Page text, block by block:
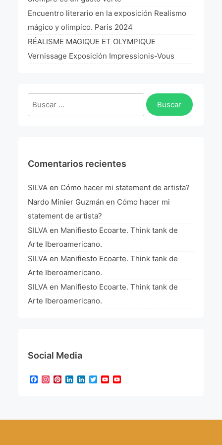
La Fórmula Científica Del Arte
Manifiesto Ecoarte
Association Paris
Encuentro literario en la exposición Realismo
mágico y olimpico. Paris 2024
RÉALISME MAGIQUE ET OLYMPIQUE
Vernissage Exposición Impressionis-Vous
Buscar:
Comentarios recientes
SILVA en Cómo hacer mi statement de artista?
Nardo Minier Guzmán en Cómo hacer mi
statement de artista?
SILVA en Manifiesto Ecoarte. Think tank de
Arte Iberoamericano.
SILVA en Manifiesto Ecoarte. Think tank de
Arte Iberoamericano.
SILVA en Manifiesto Ecoarte. Think tank de
Arte Iberoamericano.
Social Media
Facebook
Instagram
Pinterest
LinkedIn
LinkedIn
TwitterYouTube